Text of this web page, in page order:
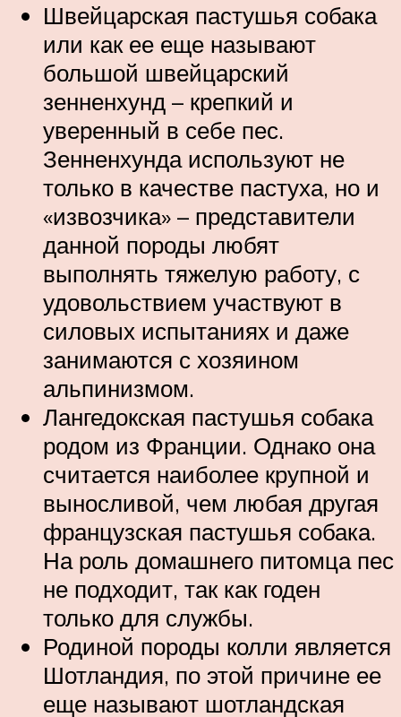
Швейцарская пастушья собака
или как ее еще называют
большой швейцарский
зенненхунд – крепкий и
уверенный в себе пес.
Зенненхунда используют не
только в качестве пастуха, но и
«извозчика» – представители
данной породы любят
выполнять тяжелую работу, с
удовольствием участвуют в
силовых испытаниях и даже
занимаются с хозяином
альпинизмом.
Лангедокская пастушья собака
родом из Франции. Однако она
считается наиболее крупной и
выносливой, чем любая другая
французская пастушья собака.
На роль домашнего питомца пес
не подходит, так как годен
только для службы.
Родиной породы колли является
Шотландия, по этой причине ее
еще называют шотландская